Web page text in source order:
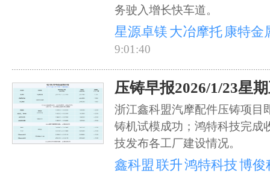
务驶入增长快车道。
星源卓镁 大冶摩托 康特金
9:01:40
压铸早报2026/1/23星
浙江鑫科盟汽摩配件压铸项目
铸机试模成功；鸿特科技完成
技发布各工厂建设情况。
鑫科盟 联升鸿特科技博俊